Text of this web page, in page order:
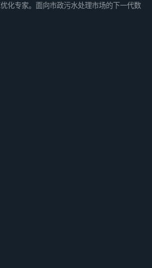
化专家。面向市政污水处理市场的下一代数